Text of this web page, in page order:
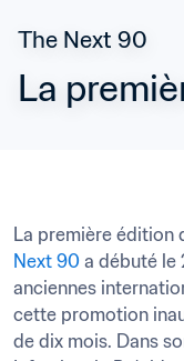
The Next 90
La
La première édition
Next 90 a débuté le
anciennes
cette promotion
de dix mois. Dans